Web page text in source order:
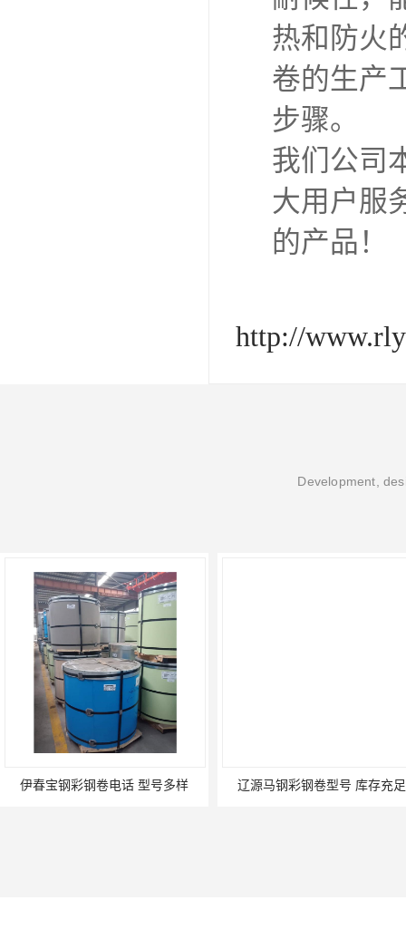
热和防火
卷的生产
步骤。
我们公司
大用户服
的产品！
http://
Development,
伊春宝钢彩钢卷电话 型号多样 辽源马钢彩钢卷型号 库存充足